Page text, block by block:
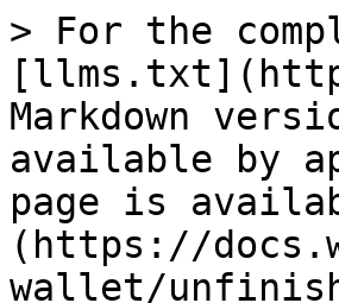
> For the
Markdown
available by
page is
(https://
wallet/